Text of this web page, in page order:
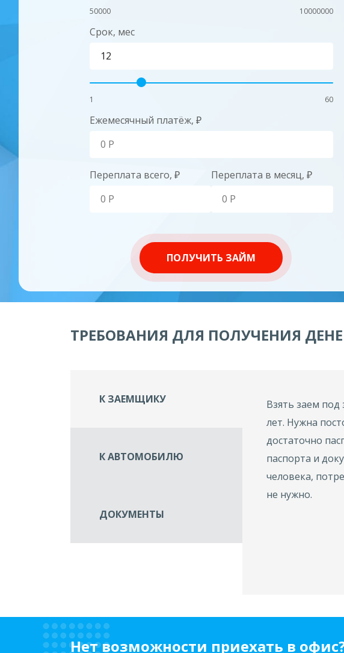
50000 10000000
Срок, мес
1 60
Ежемесячный платёж, ₽
Переплата всего, ₽ Переплата в месяц, ₽
ПОЛУЧИТЬ ЗАЙМ
ТРЕБОВАНИЯ ДЛЯ ПОЛУЧЕНИЯ
К ЗАЕМЩИКУ
К АВТОМОБИЛЮ
ДОКУМЕНТЫ
Взять заем
лет. Нужна
достаточно
паспорта и
человека,
не нужно.
Нет возможности приехать в